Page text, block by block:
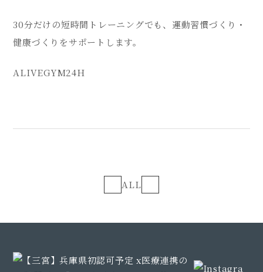
30分だけの短時間トレーニングでも、運動習慣づくり・
健康づくりをサポートします。
ALIVEGYM24H
ALL